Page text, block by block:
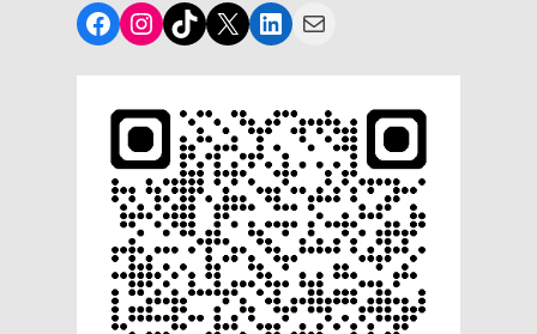
Facebook
Instagram
TikTok
X LinkedIn
Mail